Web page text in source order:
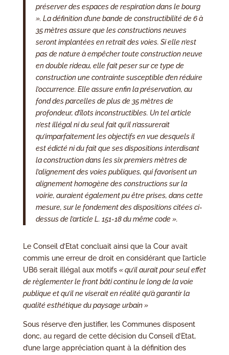
préserver des espaces de respiration dans le bourg
». La définition d’une bande de constructibilité de 6 à
35 mètres assure que les constructions neuves
seront implantées en retrait des voies. Si elle n’est
pas de nature à empêcher toute construction neuve
en double rideau, elle fait peser sur ce type de
construction une contrainte susceptible d’en réduire
l’occurrence. Elle assure enfin la préservation, au
fond des parcelles de plus de 35 mètres de
profondeur, d’îlots inconstructibles. Un tel article
n’est illégal ni du seul fait qu’il n’assurerait
qu’imparfaitement les objectifs en vue desquels il
est édicté ni du fait que ses dispositions interdisant
la construction dans les six premiers mètres de
l’alignement des voies publiques, qui favorisent un
alignement homogène des constructions sur la
voirie, auraient également pu être prises, dans cette
mesure, sur le fondement des dispositions citées ci-
dessus de l’article L. 151-18 du même code ».
Le Conseil d’Etat concluait ainsi que la Cour avait
commis une erreur de droit en considérant que l’article
UB6 serait illégal aux motifs « qu’il aurait pour seul effet
de règlementer le front bâti continu le long de la voie
publique et qu’il ne viserait en réalité qu’à garantir la
qualité esthétique du paysage urbain »
Sous réserve d’en justifier, les Communes disposent
donc, au regard de cette décision du Conseil d’Etat,
d’une large appréciation quant à la définition des